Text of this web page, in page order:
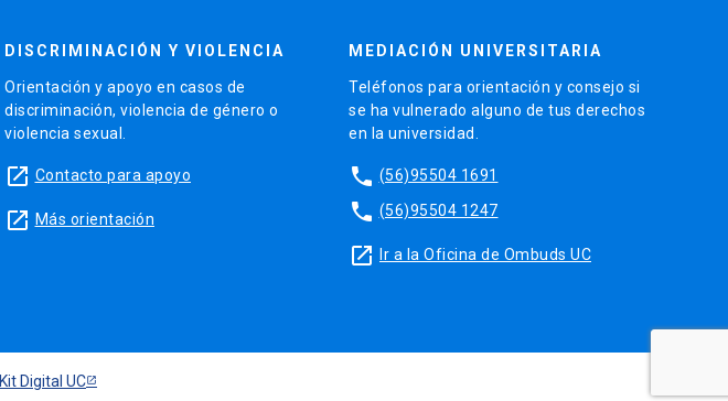
DISCRIMINACIÓN Y VIOLENCIA
Orientación y apoyo en casos de
discriminación, violencia de género o
violencia sexual.
launch Contacto para apoyo
launch Más orientación
MEDIACIÓN UNIVERSITARIA
Teléfonos para orientación y consejo si
se ha vulnerado alguno de tus derechos
en la universidad.
phone (56)95504 1691
phone (56)95504 1247
launch Ir a la Oficina de Ombuds UC
Kit Digital UC